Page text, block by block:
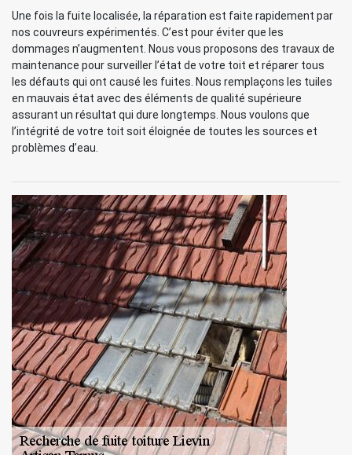
Une fois la fuite localisée, la réparation est faite rapidement par
nos couvreurs expérimentés. C’est pour éviter que les
dommages n’augmentent. Nous vous proposons des travaux de
maintenance pour surveiller l’état de votre toit et réparer tous
les défauts qui ont causé les fuites. Nous remplaçons les tuiles
en mauvais état avec des éléments de qualité supérieure
assurant un résultat qui dure longtemps. Nous voulons que
l’intégrité de votre toit soit éloignée de toutes les sources et
problèmes d’eau.